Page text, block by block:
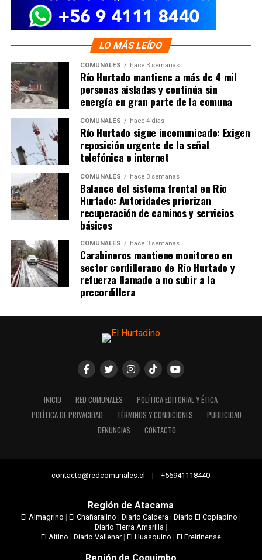
LO MÁS LEÍDO
COMUNALES hace 3 semanas
Río Hurtado mantiene a más de 4 mil
personas aisladas y continúa sin
energía en gran parte de la comuna
COMUNALES hace 4 días
Río Hurtado sigue incomunicado: Exigen
reposición urgente de la señal
telefónica e internet
COMUNALES hace 3 semanas
Balance del sistema frontal en Río
Hurtado: Autoridades priorizan
recuperación de caminos y servicios
básicos
COMUNALES hace 3 semanas
Carabineros mantiene monitoreo en
sector cordillerano de Río Hurtado y
refuerza llamado a no subir a la
precordillera
INICIO RED COMUNALES
POLÍTICA EDITORIAL Y ÉTICA
POLÍTICA DE PRIVACIDAD
TÉRMINOS Y CONDICIONES
PUBLICIDAD
DENUNCIAS
CONTACTO
contacto@redcomunales.cl | +56941118440
Región de Atacama
El Almagrino | El Chañaralino | Diario Caldera | Diario El Copiapino |
Diario Tierra Amarilla |
El Altino | Diario Vallenar| El Huasquino | El Freirinense